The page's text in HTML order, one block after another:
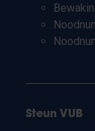
Steun VUB